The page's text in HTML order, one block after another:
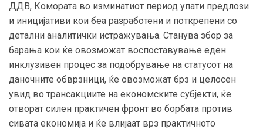
ДДВ, Комората во изминатиот период упати предлози
и иницијативи кои беа разработени и поткрепени со
детални аналитички истражувања. Станува збор за
барања кои ќе овозможат воспоставување еден
инклузивен процес за подобрување на статусот на
даночните обврзници, ќе овозможат брз и целосен
увид во трансакциите на економските субјекти, ќе
отворат силен практичен фронт во борбата против
сивата економија и ќе влијаат врз практичното